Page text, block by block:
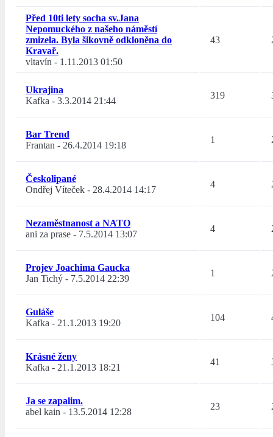
Před 10ti lety socha sv.Jana
Nepomuckého z našeho náměstí
zmizela. Byla šikovně odkloněna do
Kravař.
vltavín - 1.11.2013 01:50
43
Ukrajina
Kafka - 3.3.2014 21:44
319
Bar Trend
Frantan - 26.4.2014 19:18
1
Českolipané
Ondřej Víteček - 28.4.2014 14:17
4
Nezaměstnanost a NATO
ani za prase - 7.5.2014 13:07
4
Projev Joachima Gaucka
Jan Tichý - 7.5.2014 22:39
1
Guláše
Kafka - 21.1.2013 19:20
104
Krásné ženy
Kafka - 21.1.2013 18:21
41
Ja se zapalim.
abel kain - 13.5.2014 12:28
23